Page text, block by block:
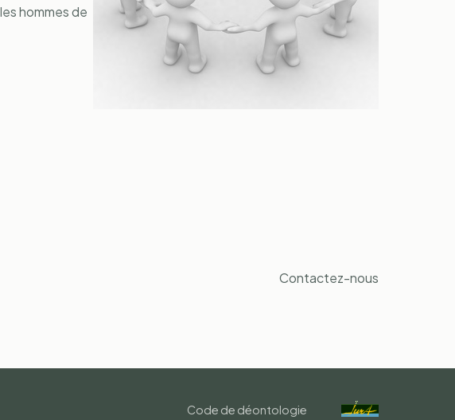
hommes de
Contactez-nous
Code de déontologie